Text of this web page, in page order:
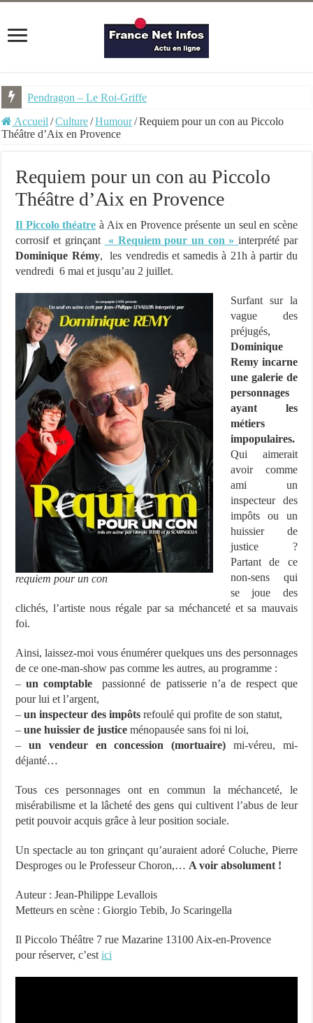
Pendragon – Le Roi-Griffe
Accueil /Culture/Humour/Requiem pour un con au Piccolo
Théâtre d’Aix en Provence
Requiem pour un con au Piccolo
Théâtre d’Aix en Provence
Il Piccolo théatre à Aix en Provence présente un seul en scène
corrosif et grinçant
« Requiem pour un con » interprété par
Dominique Rémy, les vendredis et samedis à 21h à partir du
vendredi 6 mai et jusqu’au 2 juillet.
requiem pour un con
Surfant sur la
vague des
préjugés,
Dominique
Remy incarne
une galerie de
personnages
ayant les
métiers
impopulaires.
Qui aimerait
avoir comme
ami un
inspecteur des
impôts ou un
huissier de
justice ?
Partant de ce
non-sens qui
se joue des
clichés, l’artiste nous régale par sa méchanceté et sa mauvais
foi.
Ainsi, laissez-moi vous énumérer quelques uns des personnages
de ce one-man-show pas comme les autres, au programme :
– un comptable passionné de patisserie n’a de respect que
pour lui et l’argent,
–un inspecteur des impôts refoulé qui profite de son statut,
–une huissier de justice ménopausée sans foi ni loi,
–un vendeur en concession (mortuaire) mi-véreu, mi-
déjanté…
Tous ces personnages ont en commun la méchanceté, le
misérabilisme et la lâcheté des gens qui cultivent l’abus de leur
petit pouvoir acquis grâce à leur position sociale.
Un spectacle au ton grinçant qu’auraient adoré Coluche, Pierre
Desproges ou le Professeur Choron,… A voir absolument !
Auteur : Jean-Philippe Levallois
Metteurs en scène : Giorgio Tebib, Jo Scaringella
Il Piccolo Théâtre 7 rue Mazarine 13100 Aix-en-Provence
pour réserver, c’estici